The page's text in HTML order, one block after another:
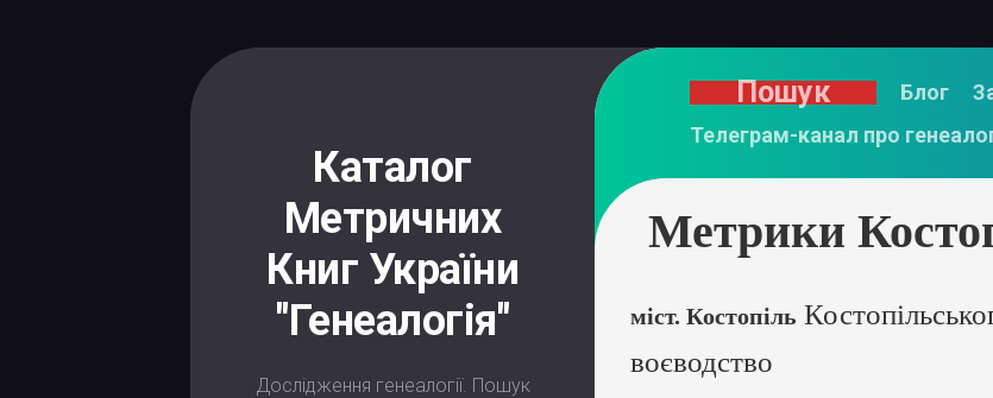
Каталог
Метричних
Книг України
"Генеалогія"
Дослідження генеалогії. Пошук
Пошук Блог
Телеграм-канал про
Метрики
міст. Костопіль
воєводство